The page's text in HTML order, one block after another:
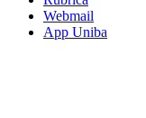
Webmail
App Uniba